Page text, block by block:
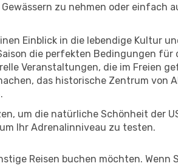
zu nehmen oder einfach
Einblick in die lebendige Kultur
die perfekten Bedingungen für
Veranstaltungen, die im Freien
das historische Zentrum von
um die natürliche Schönheit der
Ihr Adrenalinniveau zu testen.
Reisen buchen möchten. Wenn